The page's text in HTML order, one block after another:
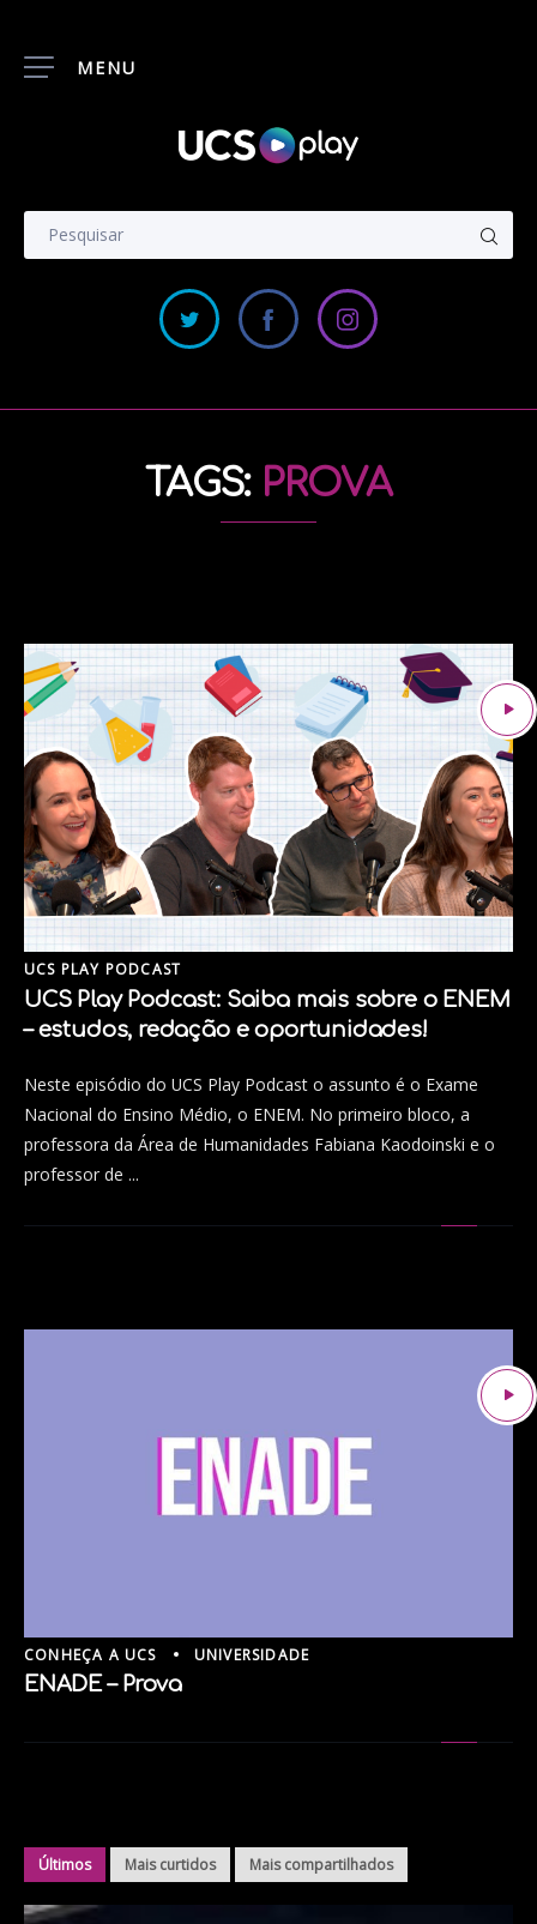
MENU
TAGS: PROVA
UCS PLAY PODCAST
UCS Play Podcast: Saiba mais sobre o ENEM
– estudos, redação e oportunidades!
Neste episódio do UCS Play Podcast o assunto é o Exame
Nacional do Ensino Médio, o ENEM. No primeiro bloco, a
professora da Área de Humanidades Fabiana Kaodoinski e o
professor de ...
CONHEÇA A UCS UNIVERSIDADE
ENADE – Prova
Últimos Mais curtidos Mais compartilhados